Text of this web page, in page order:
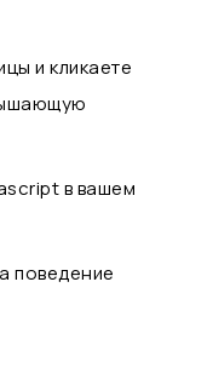
и кликаете
в вашем
поведение